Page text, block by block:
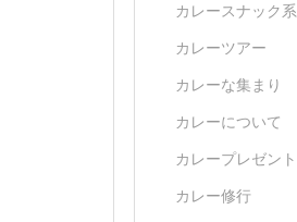
カレースナック系
カレーツアー
カレーな集まり
カレーについて
カレープレゼント
カレー修行